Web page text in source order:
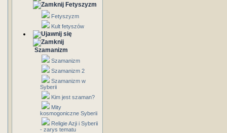
Fetyszyzm
Fetyszyzm
Kult fetyszów
Szamanizm
Szamanizm
Szamanizm 2
Szamanizm w
Syberii
Kim jest szaman?
Mity
kosmogoniczne Syberii
Religie Azji i Syberii
- zarys tematu